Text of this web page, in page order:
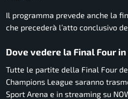
Il programma prevede anche la
che precederà l’atto conclusivo
Dove vedere la Final Four
Tutte le partite della Final Four
Champions League saranno
Sport Arena e in streaming su